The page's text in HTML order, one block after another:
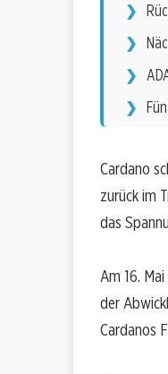
Cardano
zurück im
das
Am 16.
der
Cardanos